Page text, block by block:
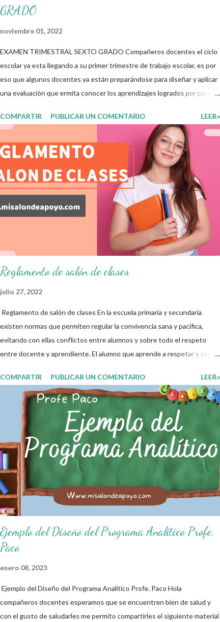
GRADO
noviembre 01, 2022
EXAMEN TRIMESTRAL SEXTO GRADO Compañeros docentes el ciclo
escolar ya esta llegando a su primer trimestre de trabajo escolar, es por
eso que algunos docentes ya están preparándose para diseñar y aplicar
una evaluación que ermita conocer los aprendizajes logrados por parte
para evaluar las diferentes asignaturas que sus alumnos cursaron
durante este ciclo escolar, permitiendo obtener un mayor panorama de
los aprendizajes claves que sus nuevos aprendientes ya lograron
alcanzar y de aquellos que aun necesitan consolidar. Esto con la
finalidad de que elaboramos un plan de intervención adecuado para
atender las necesidades que nuestro grupo requiera de acuerdo a los
resultados del examen trimestral que apliquemos. Sin mas que decir les
damos las gracias para seguir apoyándonos en este nuevo blog
educativo y gracias por su preferencia. Recuerden que todo material
COMPARTIR PUBLICAR UN COMENTARIO LEER»
Reglamento de salón de clases
julio 27, 2022
Reglamento de salón de clases En la escuela primaria y secundaria
existen normas que permiten regular la convivencia sana y pacifica,
evitando con ellas conflictos entre alumnos y sobre todo el respeto
entre docente y aprendiente. El alumno que aprende a respetar y seguir
entiende las consecuencias de sus acciones, es por eso que el objetivo
fundamental de las normas de clases o reglamento de aula buscan
formar aprendientes que desde pequeños, entiendan, analizan y
practiquen las grandes responsabilidades que conlleva ser un buen
ciudadano. A continuación les compartimos algunos ejemplos de reglas
de salón de clases: 1. Cumplo con mis tareas y trabajos. 2. Cuidado mi
higiene personal. 3. Levanto la mano para hablar. 4. Pido permiso para
ir al baño 5. Deposito la basura en su lugar. 6. Cumplo con mis útiles
esc...
COMPARTIR PUBLICAR UN COMENTARIO LEER»
Ejemplo del Diseño del Programa Analítico Profe.
Paco
enero 08, 2023
Ejemplo del Diseño del Programa Analítico Profe. Paco Hola
compañeros docentes esperamos que se encuentren bien de salud y
con el gusto de saludarles me permito compartirles el siguiente material